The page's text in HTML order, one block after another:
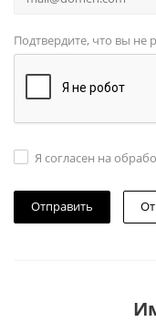
Подтвердите, что вы не
Я согласен на